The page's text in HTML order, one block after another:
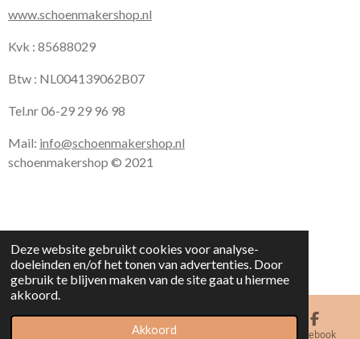
Deze website gebruikt cookies voor analyse-
doeleinden en/of het tonen van advertenties. Door
gebruik te blijven maken van de site gaat u hiermee
akkoord.
Akkoord
www.schoenmakershop.nl
Kvk : 85688029
Btw : NL004139062B07
Tel.nr 06-29 29 96 98
Mail: info@schoenmakershop.nl
schoenmakershop © 2021
Facebook